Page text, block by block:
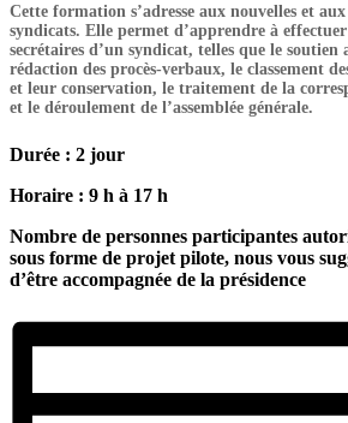
Cette formation s’adresse aux nouvelles et
syndicats. Elle permet d’apprendre à effectuer
secrétaires d’un syndicat, telles que le
rédaction des procès-verbaux, le classement
et leur conservation, le traitement de la
et le déroulement de l’assemblée générale.
Durée : 2 jour
Horaire : 9 h à 17 h
Nombre de personnes participantes
sous forme de projet pilote, nous vous
d’être accompagnée de la présidence